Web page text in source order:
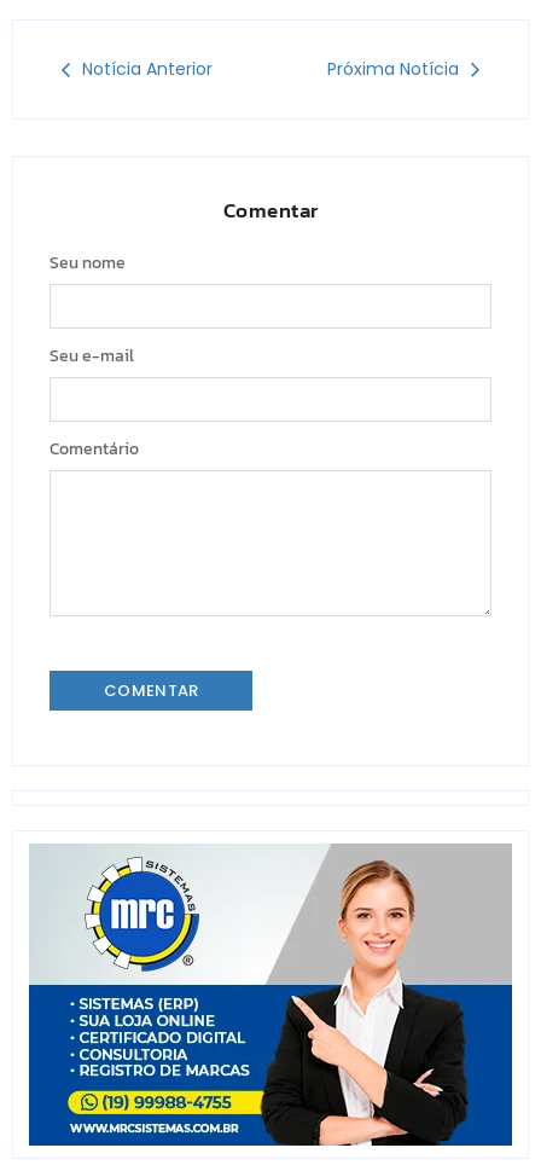
Notícia Anterior Próxima Notícia
Comentar
Seu nome
Seu e-mail
Comentário